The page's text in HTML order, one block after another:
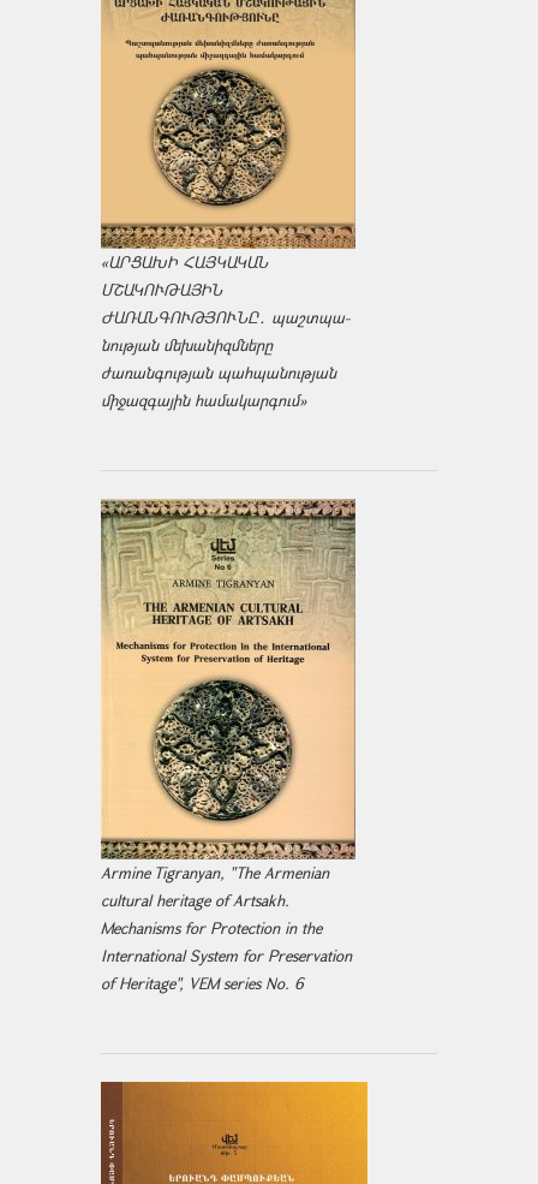
«ԱՐՑԱԽԻ ՀԱՅԿԱԿԱՆ
ՄՇԱԿՈՒԹԱՅԻՆ
ԺԱՌԱՆԳՈՒԹՅՈՒՆԸ․ պաշտպա­
նության մեխանիզմները
ժառանգության պահպանության
միջազ­գային համակարգում»
Armine Tigranyan, "The Armenian
cultural heritage of Artsakh.
Mechanisms for Protection in the
International System for Preservation
of Heritage", VEM series No. 6